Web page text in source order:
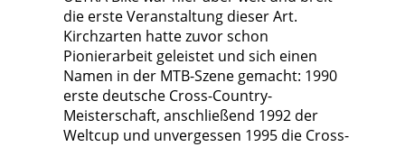
die erste Veranstaltung dieser Art.
Kirchzarten hatte zuvor schon
Pionierarbeit geleistet und sich einen
Namen in der MTB-Szene gemacht: 1990
erste deutsche Cross-Country-
Meisterschaft, anschließend 1992 der
Weltcup und unvergessen 1995 die Cross-